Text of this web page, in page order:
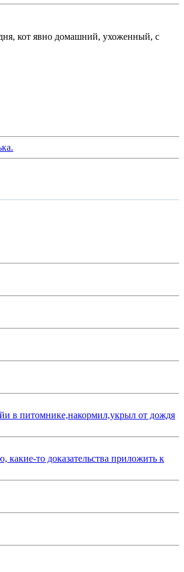
кот явно домашний, ухоженный, с
в питомнике,накормил,укрыл от дождя
то доказательства приложить к